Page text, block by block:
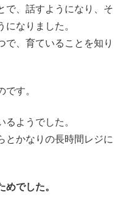
で、話すようになり、そ
なりました。
、育ていることを知り
す。
ようでした。
とかなりの長時間レジに
でした。